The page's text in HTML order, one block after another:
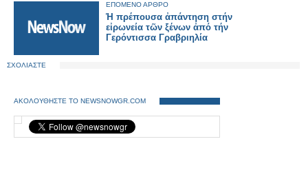
ΕΠΟΜΕΝΟ ΑΡΘΡΟ
Ἡ πρέπουσα ἀπάντηση στήν
εἰρωνεία τῶν ξένων ἀπό τήν
Γερόντισσα Γραβριηλία
ΣΧΟΛΙΑΣΤΕ
ΑΚΟΛΟΥΘΗΣΤΕ ΤΟ NEWSNOWGR.COM